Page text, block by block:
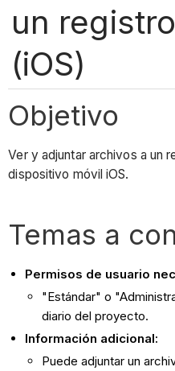
un
(iOS)
Objetivo
Ver y adjuntar archivos a un
dispositivo móvil iOS.
Temas a
Permisos de usuario
"Estándar" o
diario del proyecto.
Información adicional:
Puede adjuntar un